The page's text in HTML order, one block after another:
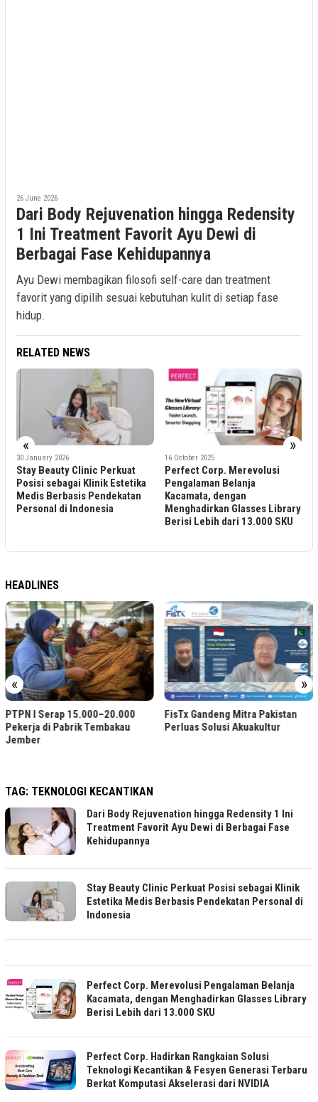
26 June 2026
Dari Body Rejuvenation hingga Redensity
1 Ini Treatment Favorit Ayu Dewi di
Berbagai Fase Kehidupannya
Ayu Dewi membagikan filosofi self-care dan treatment
favorit yang dipilih sesuai kebutuhan kulit di setiap fase
hidup.
RELATED NEWS
« »
30 January 2026
Stay Beauty Clinic Perkuat
Posisi sebagai Klinik Estetika
Medis Berbasis Pendekatan
Personal di Indonesia
16 October 2025
Perfect Corp. Merevolusi
Pengalaman Belanja
Kacamata, dengan
Menghadirkan Glasses Library
Berisi Lebih dari 13.000 SKU
HEADLINES
« »
Serap 15.000–20.000
di Pabrik Tembakau
FisTx Gandeng Mitra Pakistan
Perluas Solusi Akuakultur
Akun
TAG: TEKNOLOGI KECANTIKAN
Dari Body Rejuvenation hingga Redensity 1 Ini
Treatment Favorit Ayu Dewi di Berbagai Fase
Kehidupannya
Stay Beauty Clinic Perkuat Posisi sebagai Klinik
Estetika Medis Berbasis Pendekatan Personal di
Indonesia
Perfect Corp. Merevolusi Pengalaman Belanja
Kacamata, dengan Menghadirkan Glasses Library
Berisi Lebih dari 13.000 SKU
Perfect Corp. Hadirkan Rangkaian Solusi
Teknologi Kecantikan & Fesyen Generasi Terbaru
Berkat Komputasi Akselerasi dari NVIDIA